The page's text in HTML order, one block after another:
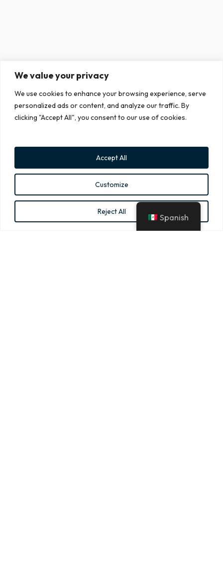
We value your privacy
We use cookies to enhance your browsing experience, serve
personalized ads or content, and analyze our traffic. By
clicking "Accept All", you consent to our use of cookies.
Customize
Reject All
Accept All
Miembro activo en:
Spanish